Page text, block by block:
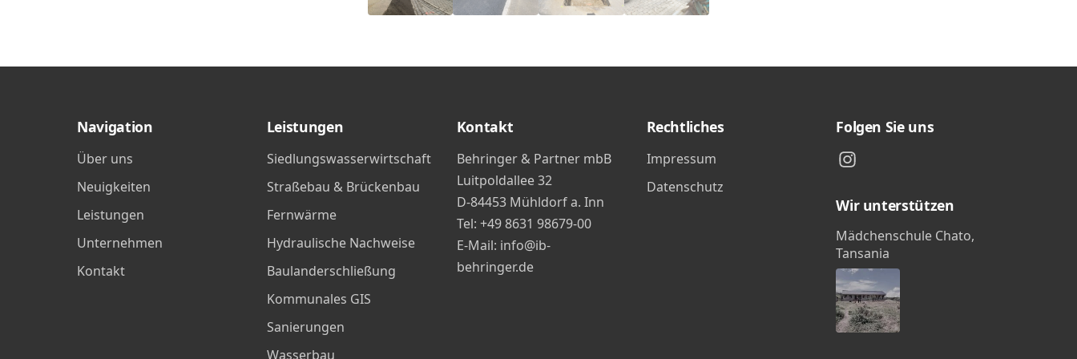
Navigation
Über uns
Neuigkeiten
Leistungen
Unternehmen
Kontakt
Leistungen
Siedlungswasserwirtschaft
Straße­bau & Brücken­bau
Fernwärme
Hydraulische Nachweise
Baulanderschließung
Kommunales GIS
Sanierungen
Wasserbau
Kontakt
Behringer & Partner mbB
Luitpoldallee 32
D-84453 Mühldorf a. Inn
Tel: +49 8631 98679-00
E-Mail: info@ib-
behringer.de
Rechtliches
Impressum
Datenschutz
Folgen Sie uns
Wir unterstützen
Mädchenschule Chato,
Tansania